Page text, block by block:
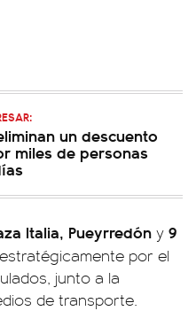
un descuento
miles de personas
Italia, Pueyrredón y 9
por el
junto a la
de transporte.